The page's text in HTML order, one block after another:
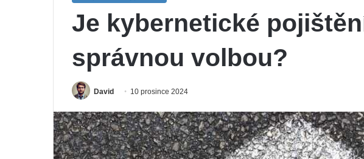
Je kybernetické
správnou volbou?
David 10 prosince 2024